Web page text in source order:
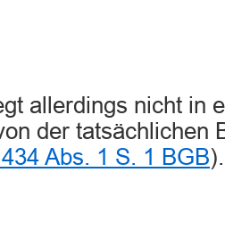
allerdings nicht in
der tatsächlichen
Abs. 1 S. 1 BGB).